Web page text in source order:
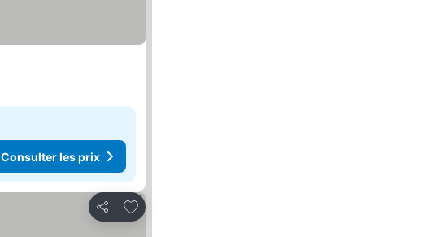
Consulter les prix
Partager
Ajouter à mes favoris